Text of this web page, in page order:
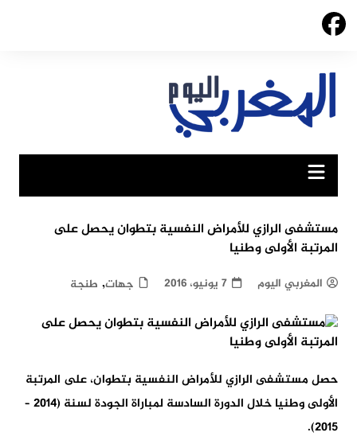
Skip
مستشفى الرازي للأمراض النفسية بتطوان يحصل على
المرتبة الأولى وطنيا
المغربي اليوم 7 يونيو، 2016 جهات, طنجة
حصل مستشفى الرازي للأمراض النفسية بتطوان، على المرتبة
الأولى وطنيا خلال الدورة السادسة لمباراة الجودة لسنة (2014 –
2015).